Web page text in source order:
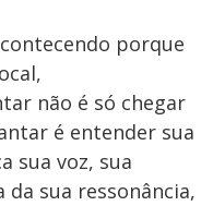
porque
não é só chegar
é entender sua
sua voz, sua
sua ressonância,